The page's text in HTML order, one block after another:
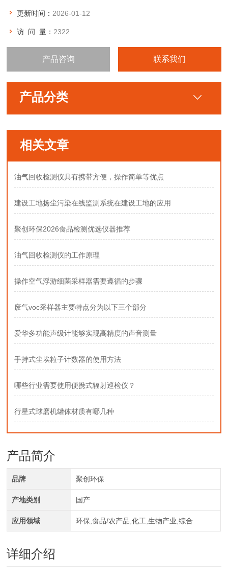
更新时间： 2026-01-12
访 问 量： 2322
产品咨询 联系我们
产品分类
相关文章
油气回收检测仪具有携带方便，操作简单等优点
建设工地扬尘污染在线监测系统在建设工地的应用
聚创环保2026食品检测优选仪器推荐
油气回收检测仪的工作原理
操作空气浮游细菌采样器需要遵循的步骤
废气voc采样器主要特点分为以下三个部分
爱华多功能声级计能够实现高精度的声音测量
手持式尘埃粒子计数器的使用方法
哪些行业需要使用便携式辐射巡检仪？
行星式球磨机罐体材质有哪几种
产品简介
品牌 聚创环保
产地类别 国产
应用领域 环保,食品/农产品,化工,生物产业,综合
详细介绍